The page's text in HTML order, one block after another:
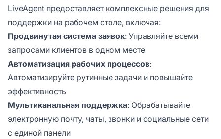
LiveAgent предоставляет комплексные решения для
поддержки на рабочем столе, включая:
Продвинутая система заявок: Управляйте всеми
запросами клиентов в одном месте
Автоматизация рабочих процессов:
Автоматизируйте рутинные задачи и повышайте
эффективность
Мультиканальная поддержка: Обрабатывайте
электронную почту, чаты, звонки и социальные сети
с единой панели